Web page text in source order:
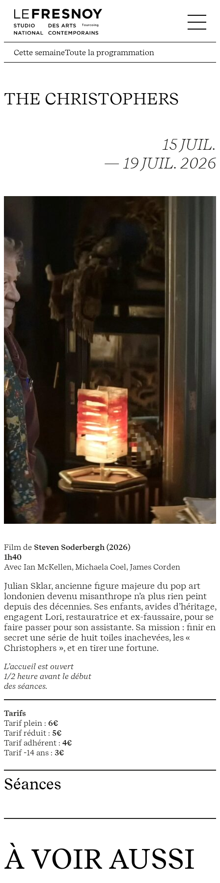
Cette semaineToute la programmation
THE CHRISTOPHERS
15 JUIL.
— 19 JUIL. 2026
L’accueil est ouvert
1/2 heure avant le début
des séances.
Tarifs
Tarif plein : 6€
Tarif réduit : 5€
Tarif adhérent : 4€
Tarif -14 ans : 3€
Film de Steven Soderbergh (2026)
1h40
Avec Ian McKellen, Michaela Coel, James Corden
Julian Sklar, ancienne figure majeure du pop art
londonien devenu misanthrope n’a plus rien peint
depuis des décennies. Ses enfants, avides d’héritage,
engagent Lori, restauratrice et ex-faussaire, pour se
faire passer pour son assistante. Sa mission : finir en
secret une série de huit toiles inachevées, les «
Christophers », et en tirer une fortune.
Séances
À VOIR AUSSI